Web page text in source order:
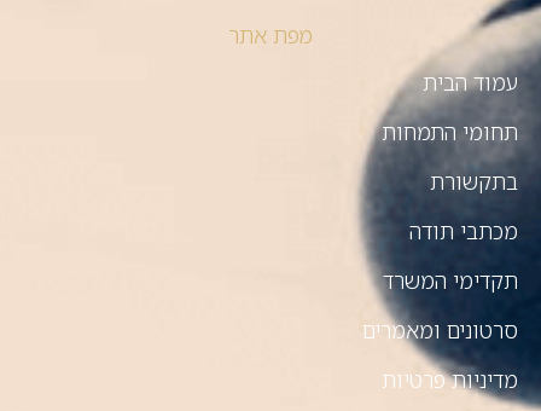
מפת אתר
עמוד הבית
תחומי התמחות
בתקשורת
מכתבי תודה
תקדימי המשרד
סרטונים ומאמרים
מדיניות פרטיות